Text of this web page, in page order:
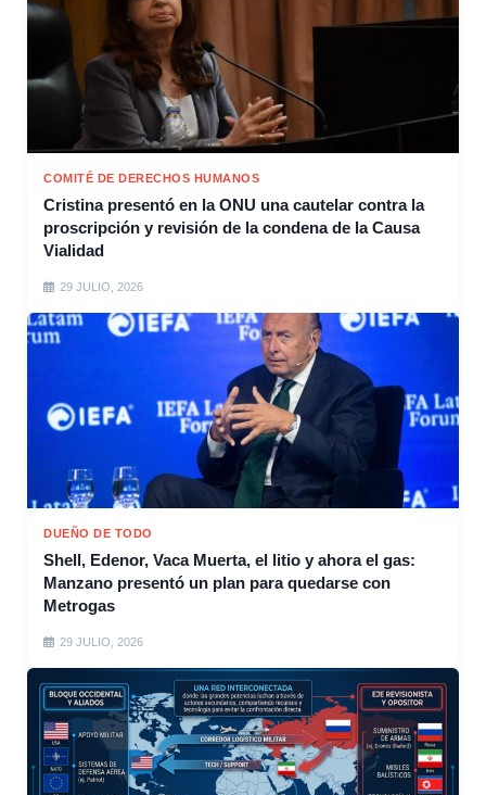
COMITÉ DE DERECHOS HUMANOS
Cristina presentó en la ONU una cautelar contra la
proscripción y revisión de la condena de la Causa
Vialidad
29 JULIO, 2026
DUEÑO DE TODO
Shell, Edenor, Vaca Muerta, el litio y ahora el gas:
Manzano presentó un plan para quedarse con
Metrogas
29 JULIO, 2026